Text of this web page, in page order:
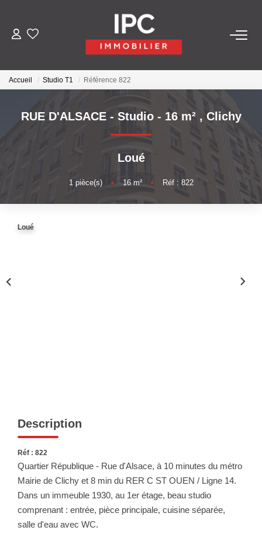
ACHETER
GÉRER
LES AGENCES
Accueil Studio T1 Référence 822
RUE D'ALSACE - Studio - 16 m² , Clichy
Loué
1 pièce(s) • 16m² • Réf : 822
Loué
Description
Réf : 822
Quartier République - Rue d'Alsace, à 10 minutes du métro
Mairie de Clichy et 8 min du RER C ST OUEN / Ligne 14.
Dans un immeuble 1930, au 1er étage, beau studio
comprenant : entrée, pièce principale, cuisine séparée,
salle d'eau avec WC.